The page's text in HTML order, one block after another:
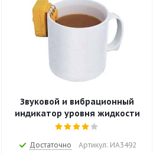
Звуковой и вибрационный
индикатор уровня жидкости
Достаточно Артикул: ИА3492